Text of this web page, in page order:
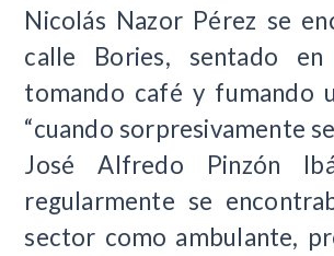
Nicolás Nazor Pérez se
calle Bories, sentado en
tomando café y fumando
“cuando sorpresivamente
José Alfredo Pinzón
regularmente se
sector como ambulante,